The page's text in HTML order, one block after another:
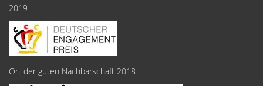
2019
Ort der guten Nachbarschaft 2018